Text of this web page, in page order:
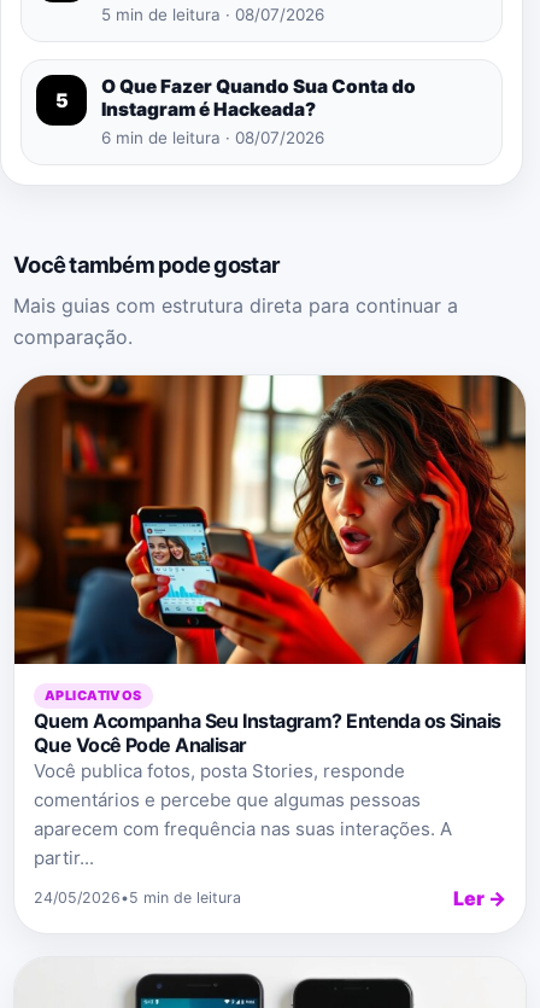
5 min de leitura · 08/07/2026
5
O Que Fazer Quando Sua Conta do
Instagram é Hackeada?
6 min de leitura · 08/07/2026
Você também pode gostar
Mais guias com estrutura direta para continuar a
comparação.
APLICATIVOS
Quem Acompanha Seu Instagram? Entenda os Sinais
Que Você Pode Analisar
Você publica fotos, posta Stories, responde
comentários e percebe que algumas pessoas
aparecem com frequência nas suas interações. A
partir...
24/05/2026•5 min de leitura Ler →